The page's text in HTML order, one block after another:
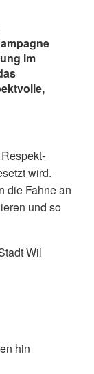
im
wird.
die Fahne an
und so
Wil
hin